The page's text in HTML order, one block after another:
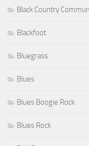
Black Country
Blackfoot
Bluegrass
Blues
Blues Boogie Rock
Blues Rock